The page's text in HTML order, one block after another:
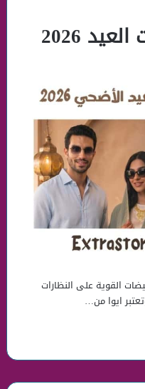
2026
القوية على النظارات
ايوا من…